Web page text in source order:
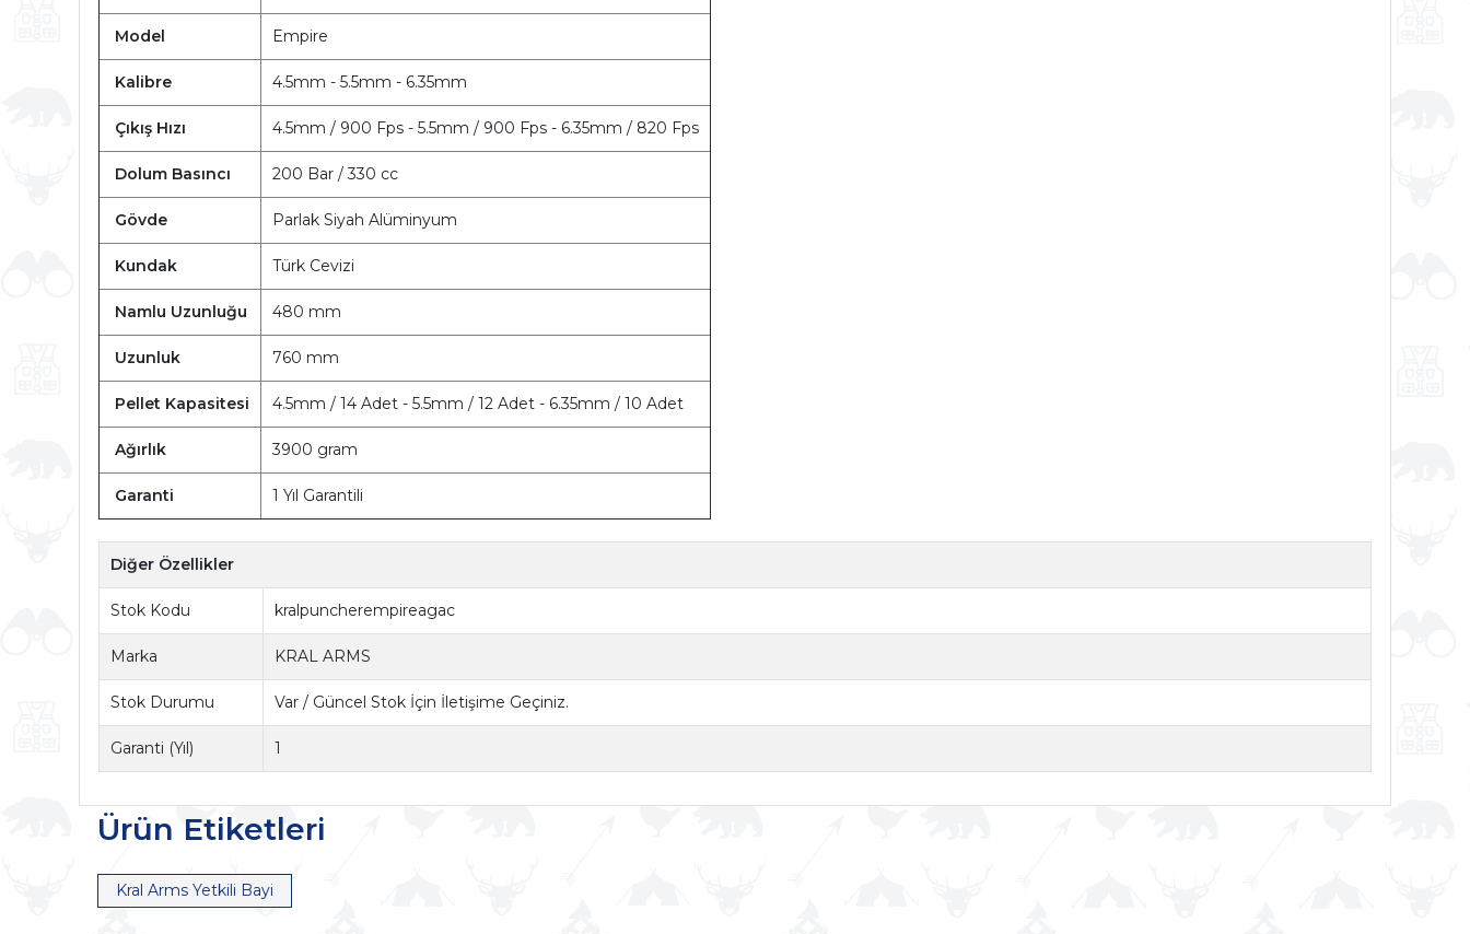
Model Empire
Kalibre 4.5mm - 5.5mm - 6.35mm
Çıkış Hızı 4.5mm / 900 Fps - 5.5mm / 900 Fps - 6.35mm / 820 Fps
Dolum Basıncı 200 Bar / 330 cc
Gövde Parlak Siyah Alüminyum
Kundak Türk Cevizi
Namlu Uzunluğu 480 mm
Uzunluk 760 mm
Pellet Kapasitesi 4.5mm / 14 Adet - 5.5mm / 12 Adet - 6.35mm / 10 Adet
Ağırlık 3900 gram
Garanti 1 Yıl Garantili
Diğer Özellikler
Stok Kodu kralpuncherempireagac
Marka KRAL ARMS
Stok Durumu Var / Güncel Stok İçin İletişime Geçiniz.
Garanti (Yıl) 1
Ürün Etiketleri
Kral Arms Yetkili Bayi